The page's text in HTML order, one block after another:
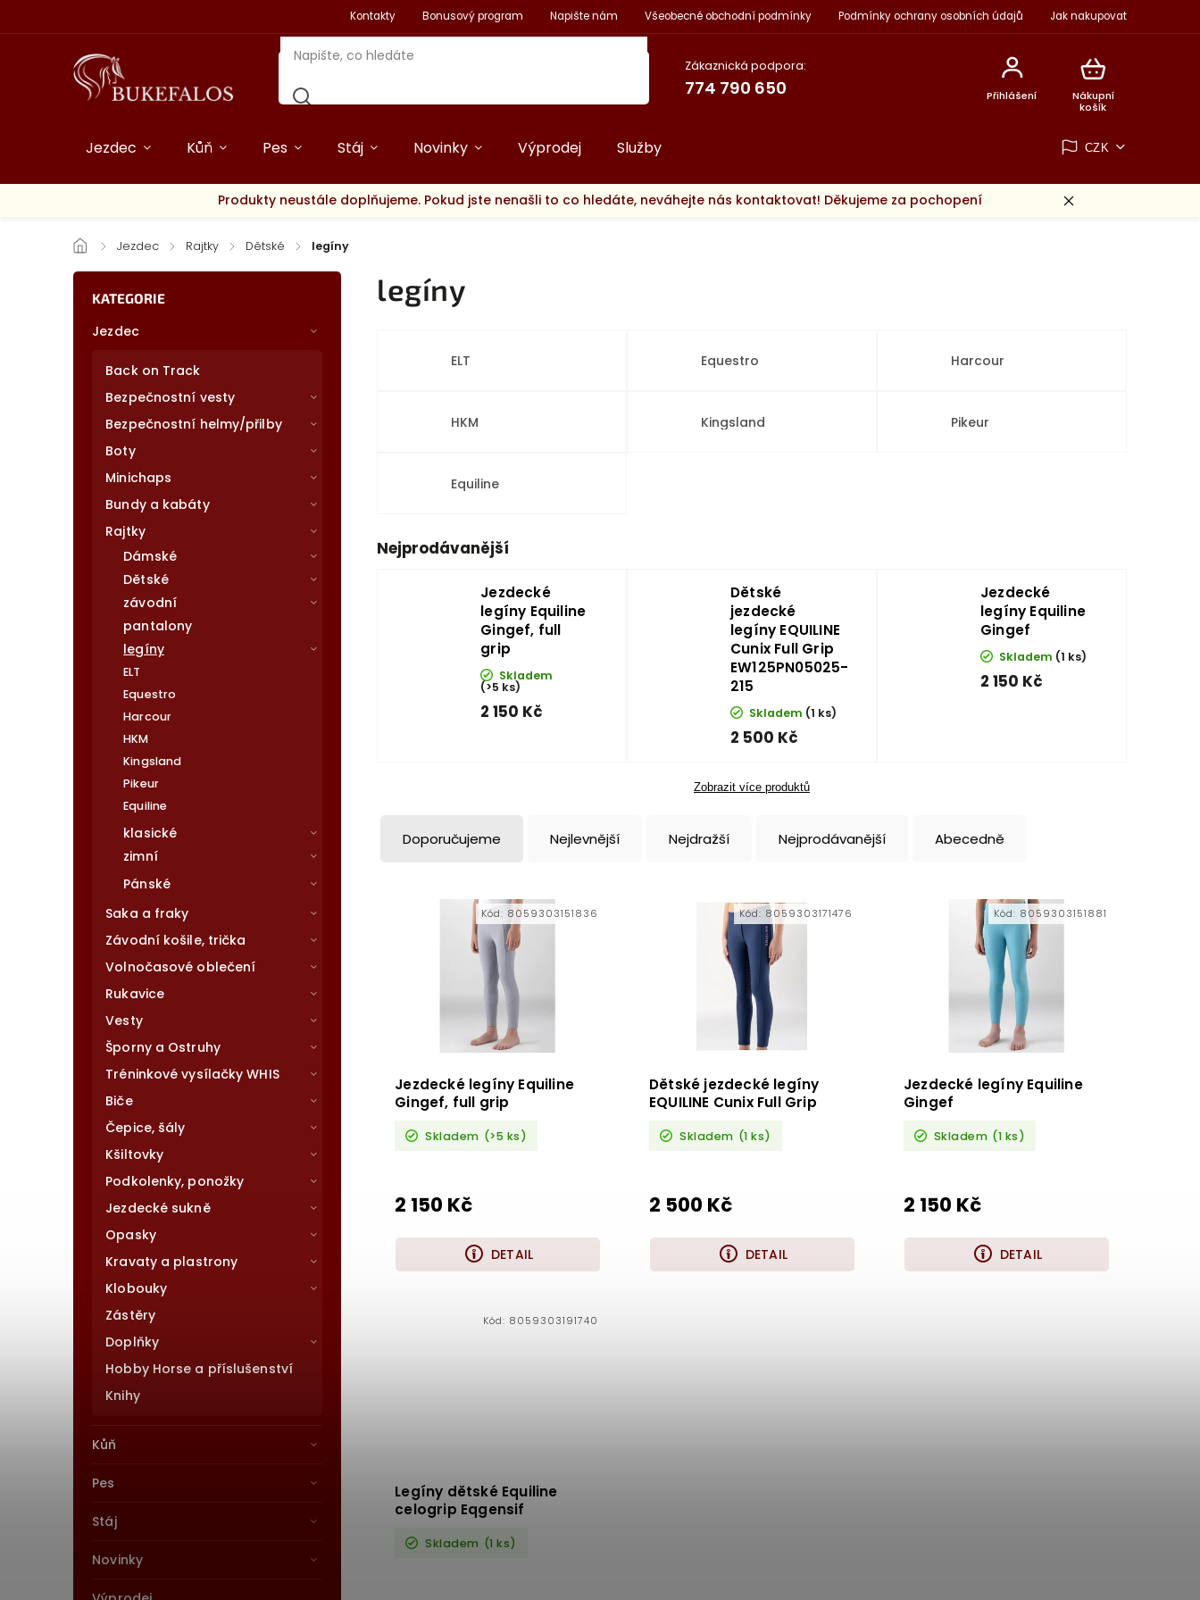
Kontakty Bonusový program Napište nám Všeobecné obchodní podmínky Podmínky ochrany osobních údajů Jak nakupovat
Zákaznická podpora:
774 790 650
Nákupní
košík
Přihlášení
CZK
Jezdec Kůň Pes Stáj Novinky Výprodej Služby
Produkty neustále doplňujeme. Pokud jste nenašli to co hledáte, neváhejte nás kontaktovat! Děkujeme za pochopení
/ Jezdec / Rajtky / Dětské / legíny
KATEGORIE
Jezdec
Back on Track
Bezpečnostní vesty
Bezpečnostní helmy/přilby
Boty
Minichaps
Bundy a kabáty
Rajtky
Dámské
Dětské
závodní
pantalony
legíny
ELT
Equestro
Harcour
HKM
Kingsland
Pikeur
Equiline
klasické
zimní
Pánské
Saka a fraky
Závodní košile, trička
Volnočasové oblečení
Rukavice
Vesty
Šporny a Ostruhy
Tréninkové vysílačky WHIS
Biče
Čepice, šály
Kšiltovky
Podkolenky, ponožky
Jezdecké sukně
Opasky
Kravaty a plastrony
Klobouky
Zástěry
Doplňky
Hobby Horse a příslušenství
Knihy
Kůň
Pes
Stáj
Novinky
legíny
ELT Equestro Harcour
HKM Kingsland Pikeur
Equiline
Nejprodávanější
Jezdecké
legíny Equiline
Gingef, full
grip
Skladem
(>5 ks)
2 150 Kč
Dětské
jezdecké
legíny EQUILINE
Cunix Full Grip
EW125PN05025-
215
Skladem (1 ks)
2 500 Kč
Jezdecké
legíny Equiline
Gingef
Skladem (1 ks)
2 150 Kč
Zobrazit více produktů
Doporučujeme Nejlevnější Nejdražší Nejprodávanější Abecedně
Jezdecké legíny Equiline
Gingef, full grip
Skladem (>5 ks)
2 150 Kč
DETAIL
Kód: 8059303151836
Dětské jezdecké legíny
EQUILINE Cunix Full Grip
Skladem (1 ks)
2 500 Kč
DETAIL
Kód: 8059303171476
Jezdecké legíny Equiline
Gingef
Skladem (1 ks)
2 150 Kč
DETAIL
Kód: 8059303151881
Legíny dětské Equiline
celogrip Eqgensif
Skladem (1 ks)
Kód: 8059303191740